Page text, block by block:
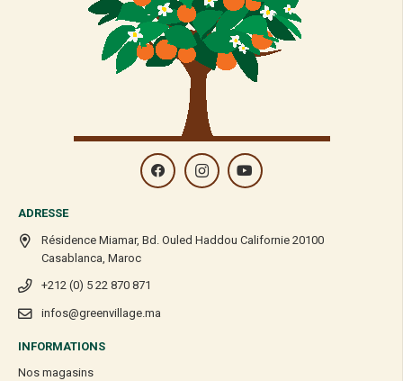
ADRESSE
Résidence Miamar, Bd. Ouled Haddou Californie 20100
Casablanca, Maroc
+212 (0) 5 22 870 871
infos@greenvillage.ma
INFORMATIONS
Nos magasins